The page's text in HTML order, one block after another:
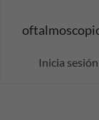
Inicia